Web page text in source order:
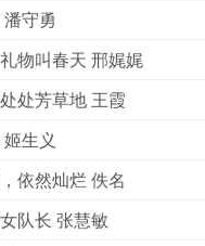
守勇
物叫春天 邢娓娓
处芳草地 王霞
生义
依然灿烂 佚名
队长 张慧敏